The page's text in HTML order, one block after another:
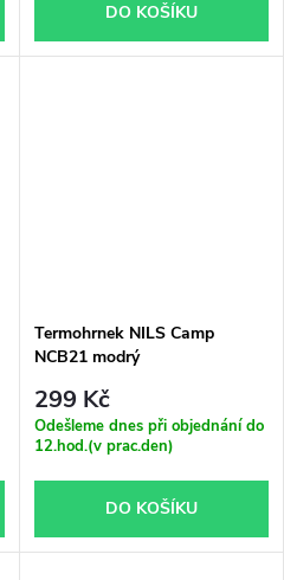
DO KOŠÍKU
Termohrnek NILS Camp
NCB21 modrý
299 Kč
Odešleme dnes při objednání do
12.hod.(v prac.den)
DO KOŠÍKU